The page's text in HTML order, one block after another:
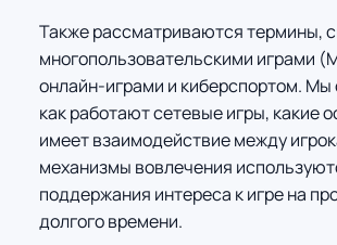
Также рассматриваются термины,
многопользовательскими играми
онлайн-играми и киберспортом. Мы
как работают сетевые игры, какие
имеет взаимодействие между
механизмы вовлечения
поддержания интереса к игре на
долгого времени.